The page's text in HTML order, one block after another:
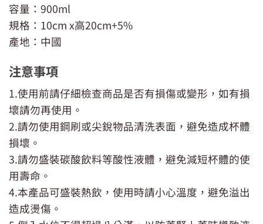
容量：900ml
規格：10cm x高20cm+5%
產地：中國
注意事項
1.使用前請仔細檢查商品是否有損傷或變形，如有損
壞請勿再使用。
2.請勿使用鋼刷或尖銳物品清洗表面，避免造成杯體
損壞。
3.請勿盛裝碳酸飲料等酸性液體，避免減短杯體的使
用壽命。
4.本產品可盛裝熱飲，使用時請小心溫度，避免溢出
造成燙傷。